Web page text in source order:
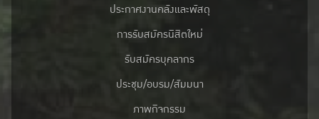
ประกาศงานคลังและพัสดุ
การรับสมัครนิสิตใหม่
รับสมัครบุคลากร
ประชุม/อบรม/สัมมนา
ภาพกิจกรรม